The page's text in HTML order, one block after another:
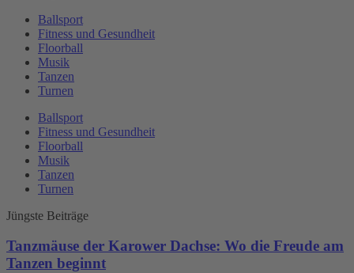
Ballsport
Fitness und Gesundheit
Floorball
Musik
Tanzen
Turnen
Ballsport
Fitness und Gesundheit
Floorball
Musik
Tanzen
Turnen
Jüngste Beiträge
Tanzmäuse der Karower Dachse: Wo die Freude am
Tanzen beginnt